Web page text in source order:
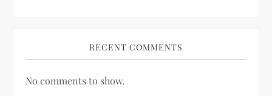
RECENT COMMENTS
No comments to show.